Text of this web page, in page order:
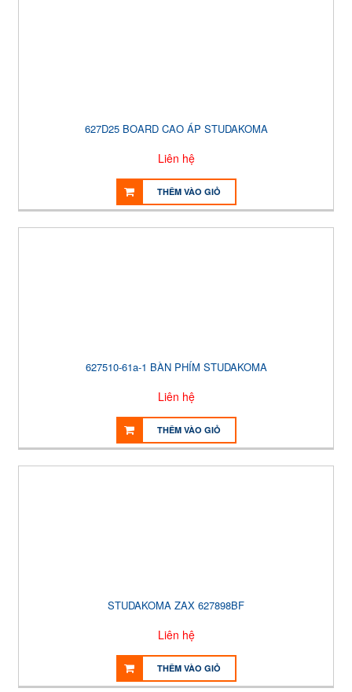
627D25 BOARD CAO ÁP STUDAKOMA
Liên hệ
THÊM VÀO GIỎ
627510-61a-1 BÀN PHÍM STUDAKOMA
Liên hệ
THÊM VÀO GIỎ
STUDAKOMA ZAX 627898BF
Liên hệ
THÊM VÀO GIỎ